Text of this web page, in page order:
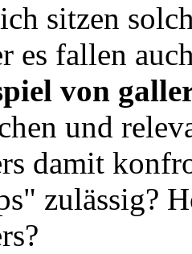
sitzen
es fallen
von
und
damit
zulässig?